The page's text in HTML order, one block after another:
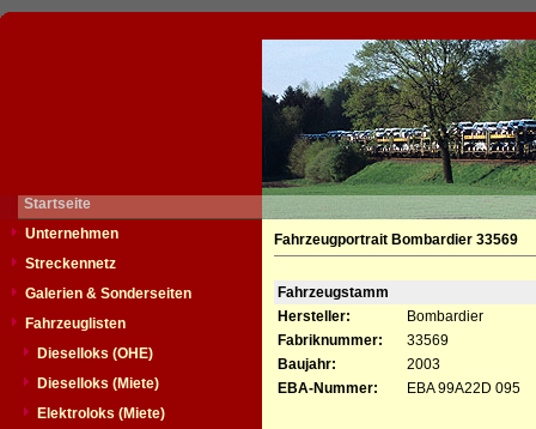
Startseite
Unternehmen
Streckennetz
Galerien & Sonderseiten
Fahrzeuglisten
Dieselloks (OHE)
Dieselloks (Miete)
Elektroloks (Miete)
Fahrzeugportrait Bombardier 33569
Fahrzeugstamm
Hersteller:
Bombardier
Fabriknummer:
33569
Baujahr:
2003
EBA-Nummer:
EBA 99A22D 095